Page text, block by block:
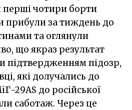
перші чотири борти
прибули за тиждень до
та оглянули
що якраз результат
підтвердженням підозр,
які долучались до
29AS до російської
саботаж. Через це